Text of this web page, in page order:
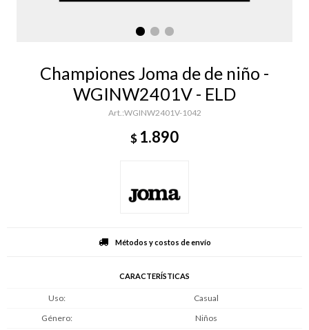
Championes Joma de de niño -
WGINW2401V - ELD
WGINW2401V-1042
$ 1.890
Métodos y costos de envío
CARACTERÍSTICAS
Uso
Casual
Género
Niños